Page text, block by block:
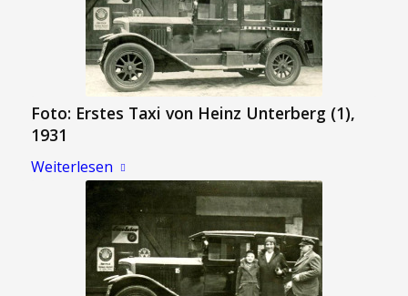
Foto: Erstes Taxi von Heinz Unterberg (1),
1931
Weiterlesen